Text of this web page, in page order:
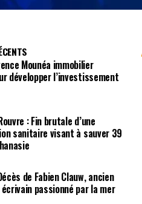
Mounéa immobilier
développer l’investissement
: Fin brutale d’une
sanitaire visant à sauver 39
de Fabien Clauw, ancien
passionné par la mer